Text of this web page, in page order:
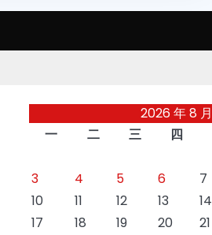
2026 年 8 月
一
二 三 四
3
4 5 6 7
10
11 12 13 14
17
18 19 20 21